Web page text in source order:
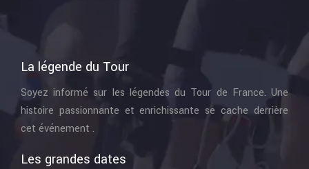
La légende du Tour
Soyez informé sur les légendes du Tour de France. Une
histoire passionnante et enrichissante se cache derrière
cet événement .
Les grandes dates